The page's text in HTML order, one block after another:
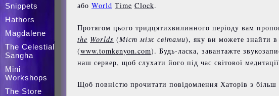
Snippets
Hathors
Magdalene
The Celestial
Sangha
Mini
Workshops
The Store
або World Time Clock.
Протягом цього тридцятихвилинного періоду вам
the Worlds (Міст між світами), яку ви можете знайти
(www.tomkenyon.com). Будь-ласка, завантажте
наш сервер, щоб слухати його під час світової
Щоб повністю прочитати повідомлення Хаторів з